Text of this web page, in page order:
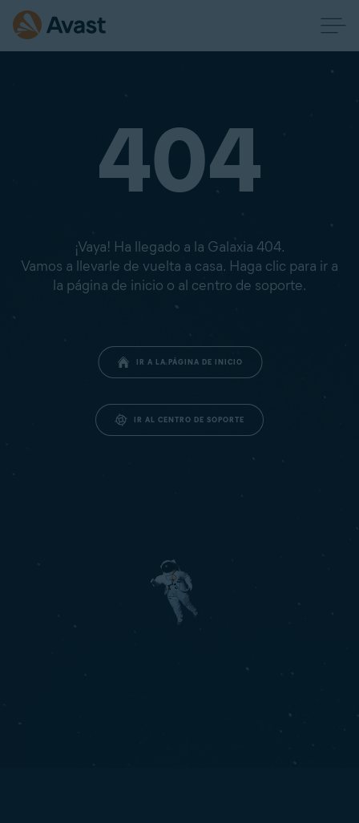
404
¡Vaya! Ha llegado a la Galaxia 404.
Vamos a llevarle de vuelta a casa. Haga clic para ir a
la página de inicio o al centro de soporte.
IR A LA PÁGINA DE INICIO
IR AL CENTRO DE SOPORTE